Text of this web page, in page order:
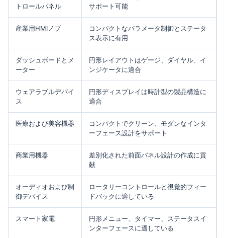
トロールパネル
サポート可能
産業用HMIノブ
コンパクトなパラメータ制御とステータ
ス表示に有用
ダッシュボードとメ
ーター
円形レイアウトはゲージ、ダイヤル、イ
ンジケータに適合
ウェアラブルデバイ
ス
円形ディスプレイは時計型の製品構造に
適合
医療および美容機器
コンパクトでクリーン、モダンなインタ
ーフェース設計をサポート
商業用機器
差別化された前面パネル設計の作成に貢
献
オーディオおよび制
御デバイス
ロータリーコントロールと視覚的フィー
ドバックに適している
スマート家電
円形メニュー、タイマー、ステータスイ
ンターフェースに適している